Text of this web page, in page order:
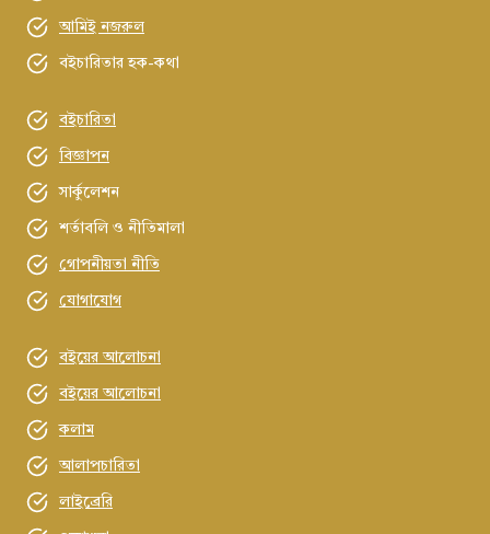
আমিই নজরুল
বইচারিতার হক-কথা
বইচারিতা
বিজ্ঞাপন
সার্কুলেশন
শর্তাবলি ও নীতিমালা
গোপনীয়তা নীতি
যোগাযোগ
বইয়ের আলোচনা
বইয়ের আলোচনা
কলাম
আলাপচারিতা
লাইব্রেরি